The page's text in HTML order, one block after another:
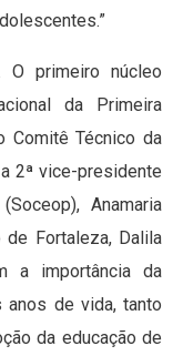
primeiro núcleo
da Primeira
Comitê Técnico da
2ª vice-presidente
Anamaria
de Fortaleza, Dalila
a importância da
anos de vida, tanto
da educação de